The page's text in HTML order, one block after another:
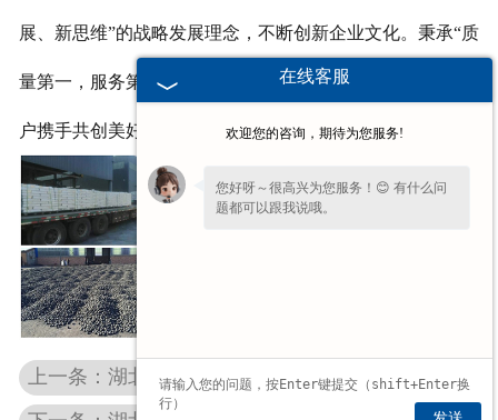
展、新思维”的战略发展理念，不断创新企业文化。秉承“质
量第一，服务第一”的经营模式,我们将与各界朋友、新老客
户携手共创美好明天。
上一条：湖北铝碳化硅
在线客服
欢迎您的咨询，期待为您服务!
您好呀～很高兴为您服务！😊 有什么问
题都可以跟我说哦。